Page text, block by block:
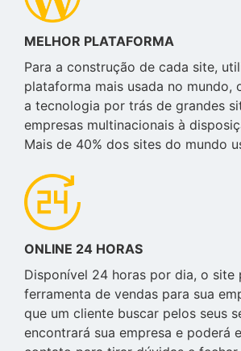
MELHOR PLATAFORMA
Para a construção de cada site,
plataforma mais usada no mundo,
a tecnologia por trás de grandes
empresas multinacionais à
Mais de 40% dos sites do mundo
ONLINE 24 HORAS
Disponível 24 horas por dia, o site
ferramenta de vendas para sua
que um cliente buscar pelos seus
encontrará sua empresa e poderá